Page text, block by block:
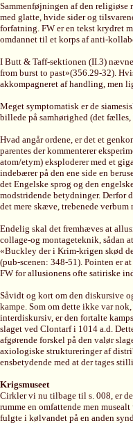
Sammenføjningen af den religiøse
med glatte, hvide sider og
forfatning. FW er en tekst krydret
omdannet til et korps af anti-
I Butt & Taff-sektionen (II.3)
from burst to past»(356.29-32).
akkompagneret af handling, men
Meget symptomatisk er de
billede på samhørighed (det
Hvad angår ordene, er det et
parentes der kommenterer
atom/etym) eksploderer med et
indebærer på den ene side en
det Engelske sprog og den
modstridende betydninger. Derfor
det mere skæve, trebenede
Endelig skal det fremhæves at
collage-og montageteknik, sådan
«Buckley der i Krim-krigen skød
(pub-scenen: 348-51). Pointen er
FW for allusionens ofte satiriske
Såvidt og kort om den diskursive
kampe. Som om dette ikke var
interdiskursiv, er den fortalte
slaget ved Clontarf i 1014 a.d.
afgørende forskel på den valør
axiologiske struktureringer af
ensbetydende med at der tages
Krigsmuseet
Cirkler vi nu tilbage til s. 008, er
rumme en omfattende men
fulgte i kølvandet på en anden